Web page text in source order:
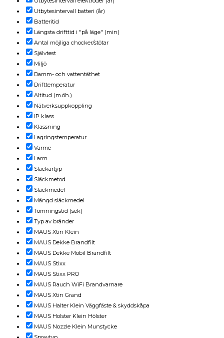
Utbytesintervall batteri (år)
Batteritid
Längsta drifttid i "på läge" (min)
Antal möjliga chocker/stötar
Självtest
Miljö
Damm- och vattentäthet
Drifttemperatur
Altitud (m.öh.)
Nätverksuppkoppling
IP klass
Klassning
Lagringstemperatur
Värme
Larm
Släckartyp
Släckmetod
Släckmedel
Mängd släckmedel
Tömningstid (sek)
Typ av bränder
MAUS Xtin Klein
MAUS Dekke Brandfilt
MAUS Dekke Mobil Brandfilt
MAUS Stixx
MAUS Stixx PRO
MAUS Rauch WiFi Brandvarnare
MAUS Xtin Grand
MAUS Halter Klein Väggfäste & skyddskåpa
MAUS Holster Klein Hölster
MAUS Nozzle Klein Munstycke